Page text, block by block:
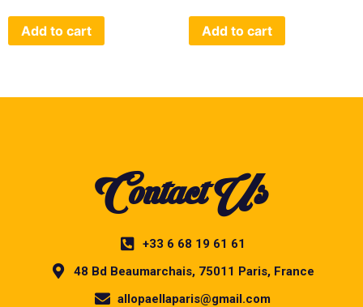
Add to cart Add to cart
Contact Us
+33 6 68 19 61 61
48 Bd Beaumarchais, 75011 Paris, France
allopaellaparis@gmail.com